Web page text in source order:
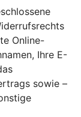
Online-
Ihre E-
sowie –